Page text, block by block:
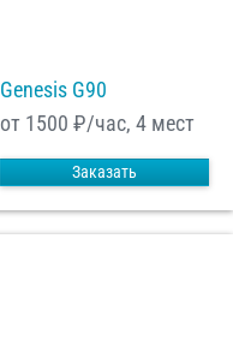
Genesis G90
от 1500 ₽/час, 4 мест
Заказать